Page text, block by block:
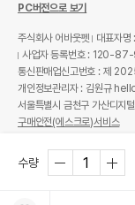
수량
PC버전으로 보기
주식회사 어바웃펫
대표자명
사업자 등록번호 : 120-
통신판매업신고번호 : 제
개인정보관리자 : 김원규
서울특별시 금천구 가산디
구매안전(에스크로)서비스